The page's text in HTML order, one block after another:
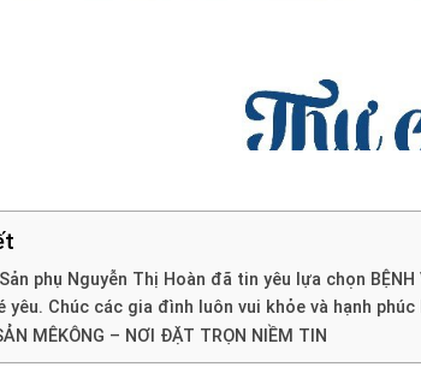
phụ Nguyễn Thị Hoàn đã tin yêu lựa chọn BỆNH
yêu. Chúc các gia đình luôn vui khỏe và hạnh
MÊKÔNG – NƠI ĐẶT TRỌN NIỀM TIN